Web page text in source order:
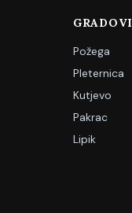
GRADOVI
Požega
Pleternica
Kutjevo
Pakrac
Lipik